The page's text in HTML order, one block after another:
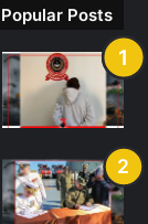
Popular Posts